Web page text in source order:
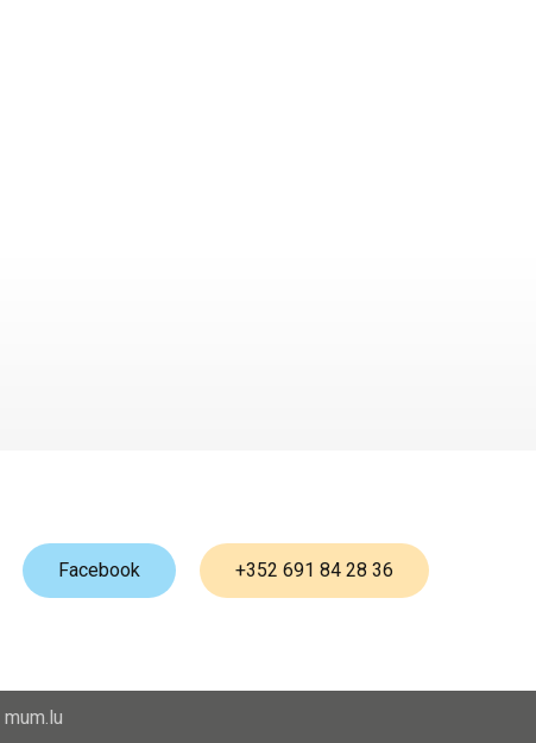
Facebook +352 691 84 28 36
mum.lu